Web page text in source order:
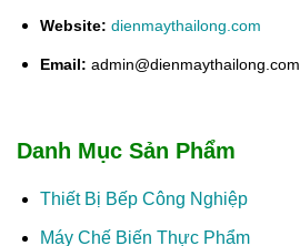
Website: dienmaythailong.com
Email: admin@dienmaythailong.com
Danh Mục Sản Phẩm
Thiết Bị Bếp Công Nghiệp
Máy Chế Biến Thực Phẩm